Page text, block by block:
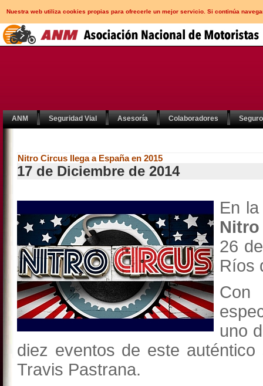
Nuestra web utiliza cookies propias para ofrecerle un mejor servicio. Si continúa
ANM Seguridad Vial Asesoría Colaboradores
Nitro Circus llega a España en 2015
17 de Diciembre de 2014
En
26
Ríos
uno
diez eventos de este
Travis Pastrana.